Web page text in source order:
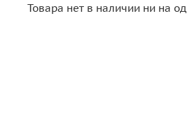
Товара нет в наличии ни на